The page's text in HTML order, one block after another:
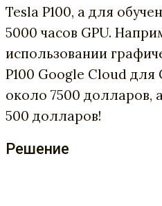
Tesla P100, а для
5000 часов GPU.
использовании
P100 Google Cloud для
около 7500 долларов,
500 долларов!
Решение